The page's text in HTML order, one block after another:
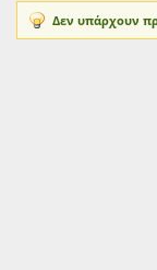
Δεν υπάρχουν